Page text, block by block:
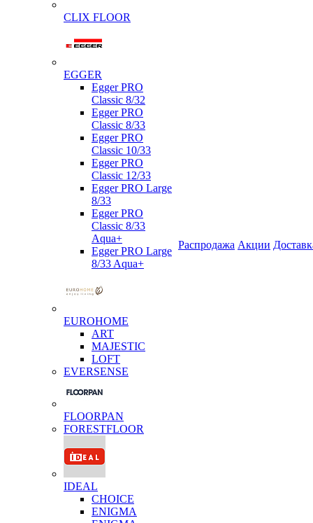
CLIX FLOOR
EGGER
Egger PRO
Classic 8/32
Egger PRO
Classic 8/33
Egger PRO
Classic 10/33
Egger PRO
Classic 12/33
Egger PRO Large
8/33
Egger PRO
Classic 8/33
Aqua+
Egger PRO Large
8/33 Aqua+
EUROHOME
ART
MAJESTIC
LOFT
EVERSENSE
FLOORPAN
FORESTFLOOR
IDEAL
CHOICE
ENIGMA
Распродажа Акции